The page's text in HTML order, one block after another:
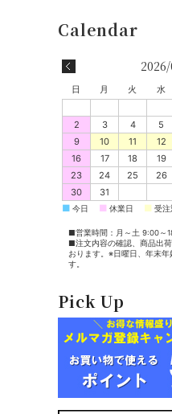
日 月 火 水
2
3 4 5
9
10 11 12
16
17 18 19
23
24 25 26
30
31
■ 今日 ■ 休業日 ■ 受注
■営業時間：月～土 9:00～
■注文内容の確認、商品出
おります。※日曜日、年末年
す。
Pick Up